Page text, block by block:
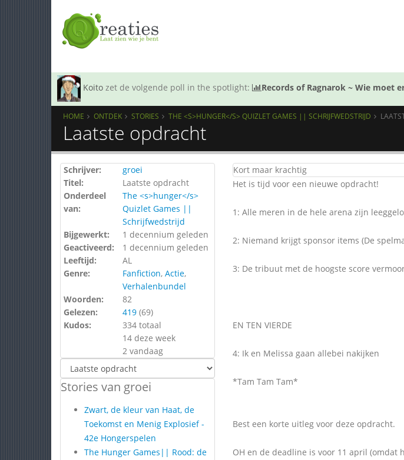
Koito zet de volgende poll in the spotlight: Records of Ragnarok ~ Wie moet
HOME ONTDEK STORIES THE <S>HUNGER</S> QUIZLET GAMES || SCHRIJFWEDSTRIJD
Laatste opdracht
Schrijver:
groei
Titel:
Laatste opdracht
Onderdeel
van:
The <s>hunger</s>
Quizlet Games ||
Schrijfwedstrijd
Bijgewerkt:
1 decennium geleden
Geactiveerd:
1 decennium geleden
Leeftijd:
AL
Genre:
Fanfiction, Actie,
Verhalenbundel
Woorden:
82
Gelezen:
419 (69)
Kudos:
334 totaal
14 deze week
2 vandaag
Stories van groei
Zwart, de kleur van Haat, de
Toekomst en Menig Explosief -
42e Hongerspelen
The Hunger Games|| Rood: de
Kort maar krachtig
Het is tijd voor een nieuwe opdracht!
1: Alle meren in de hele arena zijn
2: Niemand krijgt sponsor items (De
3: De tribuut met de hoogste score
EN TEN VIERDE
4: Ik en Melissa gaan allebei nakijken
*Tam Tam Tam*
Best een korte uitleg voor deze opdracht.
OH en de deadline is voor 11 april